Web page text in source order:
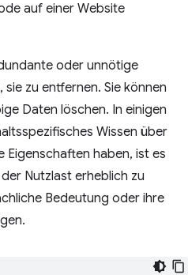
auf einer Website
oder unnötige
zu entfernen. Sie können
Daten löschen. In einigen
Wissen über
haben, ist es
Nutzlast erheblich zu
Bedeutung oder ihre